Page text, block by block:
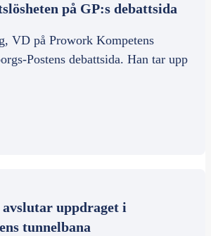
på GP:s debattsida
VD på Prowork Kompetens
Postens debattsida. Han tar upp
avslutar uppdraget i
tunnelbana